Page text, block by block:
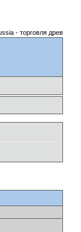
- торговля